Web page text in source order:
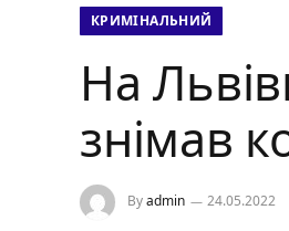
КРИМІНАЛЬНИЙ
На
знімав
Byadmin 24.05.2022